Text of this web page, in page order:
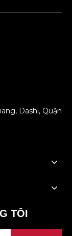
Dashi, Quận
TÔI